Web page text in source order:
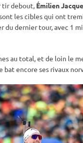
tirdebout, Émilien
les cibles qui ont
dernier tour, avec 1
au total, et de loin le
bat encore ses rivaux